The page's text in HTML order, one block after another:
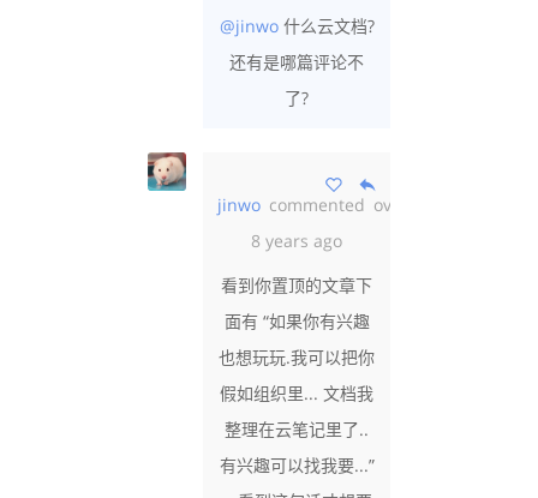
@jinwo什么云文档?
还有是哪篇评论不
了?
jinwo commented over
8 years ago
看到你置顶的文章下
面有 “如果你有兴趣
也想玩玩.我可以把你
假如组织里... 文档我
整理在云笔记里了..
有兴趣可以找我要...”